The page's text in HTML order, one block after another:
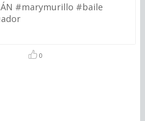
#marymurillo #baile
0